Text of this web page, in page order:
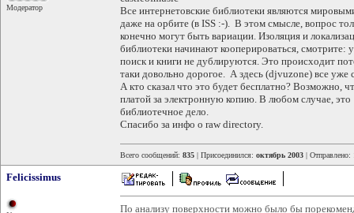
Модератор
Все интернетовские библиотеки являются
даже на орбите (в ISS :-). В этом смысле, вопрос
конечно могут быть вариации. Изоляция и
библиотеки начинают кооперироваться,
поиск и книги не дублируются. Это происходит
таки довольно дорогое. А здесь (djvuzone) все уже
А кто сказал что это будет бесплатно? Возможно,
платой за электронную копию. В любом случае,
библиотечное дело.
Спасибо за инфо о raw directory.
Всего сообщений: 835 | Присоединился: октябрь 2003 | Отправлено:
Felicissimus
По анализу поверхности можно было бы